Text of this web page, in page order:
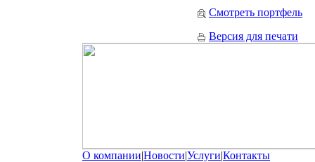
Смотреть портфель
Версия для печати
О компании|Новости|Услуги|Контакты